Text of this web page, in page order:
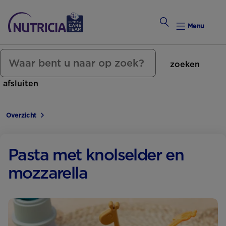
Zwanger Worden
Menu
zoeken
afsluiten
Overzicht
Pasta met knolselder en
mozzarella